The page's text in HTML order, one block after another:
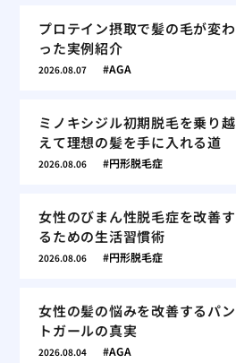
プロテイン摂取で髪の毛が変わ
った実例紹介
2026.08.07 AGA
ミノキシジル初期脱毛を乗り越
えて理想の髪を手に入れる道
2026.08.06 円形脱毛症
女性のびまん性脱毛症を改善す
るための生活習慣術
2026.08.06 円形脱毛症
女性の髪の悩みを改善するパン
トガールの真実
2026.08.04 AGA